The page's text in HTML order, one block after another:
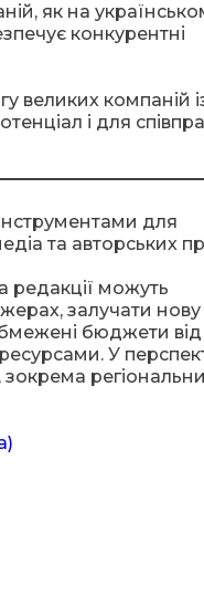
як на
конкурентні
великих компаній
і для
для
та авторських
редакції можуть
залучати нову
бюджети від
У